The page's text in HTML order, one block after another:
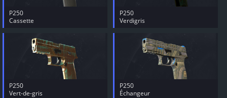
P250
Cassette
P250
Verdigris
P250
Vert-de-gris
P250
Échangeur